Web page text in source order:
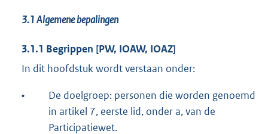
3.1Algemene bepalingen
3.1.1 Begrippen [PW, IOAW, IOAZ]
In dit hoofdstuk wordt verstaan onder:
•
De doelgroep: personen die worden genoemd
in artikel 7, eerste lid, onder a, van de
Participatiewet.